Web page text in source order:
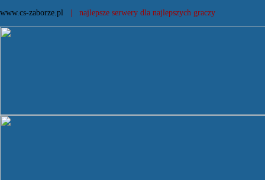
www.cs-zaborze.pl | najlepsze serwery dla najlepszych graczy